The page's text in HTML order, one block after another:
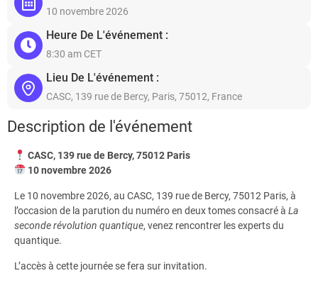
10 novembre 2026
Heure De L'événement :
8:30 am CET
Lieu De L'événement :
CASC, 139 rue de Bercy, Paris, 75012, France
Description de l'événement
CASC, 139 rue de Bercy, 75012 Paris
10 novembre 2026
Le 10 novembre 2026, au CASC, 139 rue de Bercy, 75012 Paris, à
l’occasion de la parution du numéro en deux tomes consacré à La
seconde révolution quantique, venez rencontrer les experts du
quantique.
L’accès à cette journée se fera sur invitation.